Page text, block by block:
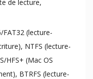
de lecture,
FAT32 (lecture-
NTFS (lecture-
HFS+ (Mac OS
BTRFS (lecture-